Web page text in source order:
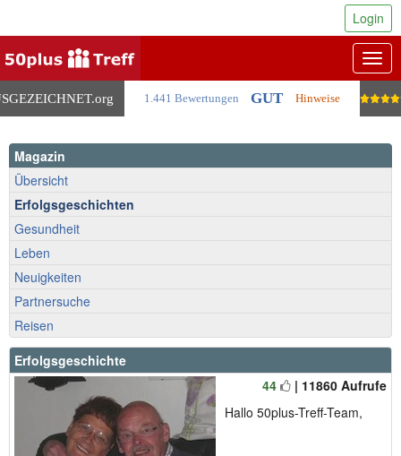
.org 1.441 Bewertungen GUT Hinweise
Login
Magazin
Übersicht
Erfolgsgeschichten
Gesundheit
Leben
Neuigkeiten
Partnersuche
Reisen
Erfolgsgeschichte
44
| 11860 Aufrufe
Hallo 50plus-Treff-Team,